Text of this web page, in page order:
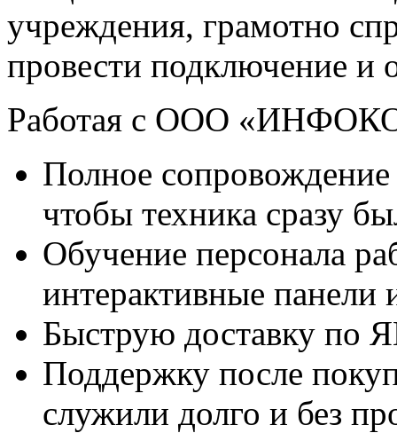
учреждения, грамотно
провести подключение и
Работая с ООО
Полное
чтобы техника сразу
Обучение персонала
интерактивные
Быструю доставку
Поддержку после
служили долго и без